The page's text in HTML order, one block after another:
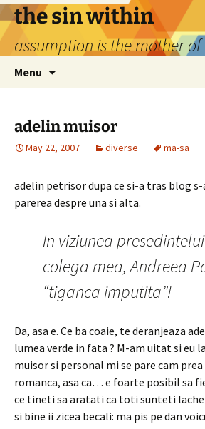
Skip
to
content
the sin within
assumption is the mother
Menu
adelin muisor
May 22, 2007 diverse ma-sa
adelin petrisor dupa ce si-a tras blog s-
parerea despre una si alta.
In viziunea
colega mea, Andreea
“tiganca imputita”!
Da, asa e. Ce ba coaie, te deranjeaza
lumea verde in fata ? M-am uitat si eu
muisor si personal mi se pare cam
romanca, asa ca… e foarte posibil sa
ce tineti sa aratati ca toti sunteti
si bine ii zicea becali: ma pis pe dan